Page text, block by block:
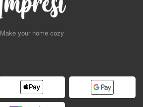
Make your home cozy